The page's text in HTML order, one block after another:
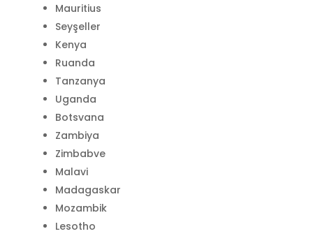
Mauritius
Seyşeller
Kenya
Ruanda
Tanzanya
Uganda
Botsvana
Zambiya
Zimbabve
Malavi
Madagaskar
Mozambik
Lesotho